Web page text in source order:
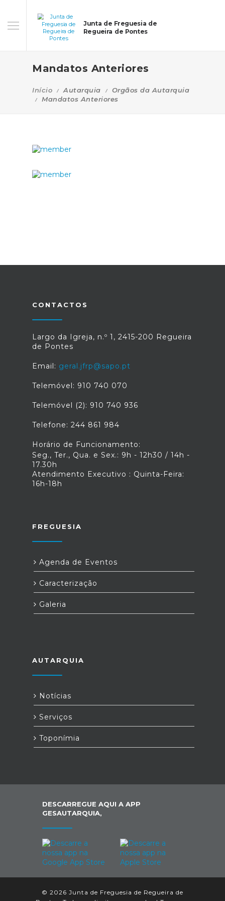
Junta de Freguesia de
Regueira de Pontes
Mandatos Anteriores
Início Autarquia
Orgãos da Autarquia
Mandatos Anteriores
CONTACTOS
Largo da Igreja, n.º 1, 2415-200 Regueira
de Pontes
Email: geral.jfrp@sapo.pt
Telemóvel: 910 740 070
Telemóvel (2): 910 740 936
Telefone: 244 861 984
Horário de Funcionamento:
Seg., Ter., Qua. e Sex.: 9h - 12h30 / 14h -
17.30h
Atendimento Executivo : Quinta-Feira:
16h-18h
FREGUESIA
Agenda de Eventos
Caracterização
Galeria
AUTARQUIA
Notícias
Serviços
Toponímia
DESCARREGUE AQUI A APP
GESAUTARQUIA,
© 2026 Junta de Freguesia de Regueira de